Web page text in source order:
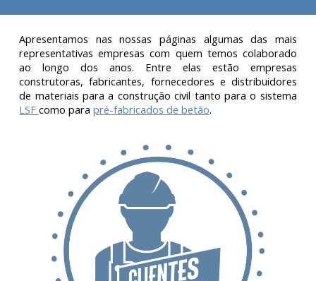
Apresentamos nas nossas páginas algumas das mais
representativas empresas com quem temos colaborado
ao longo dos anos. Entre elas estão empresas
construtoras, fabricantes, fornecedores e distribuidores
de materiais para a construção civil tanto para o sistema
LSFcomo parapré-fabricados de betão.